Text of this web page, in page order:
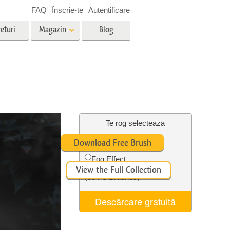
Foto Restaurare Servicii
Magazin Blog
FAQ Înscrie-te Autentificare
Te rog selecteaza
Free Ps Brush #6
Fog Effect
(30 Ps Brushes)
Descărcare gratuită
Download Free Brush
View the Full Collection